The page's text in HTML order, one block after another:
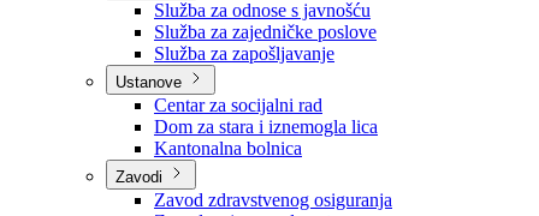
Službe
Služba za odnose s javnošću
Služba za zajedničke poslove
Služba za zapošljavanje
Ustanove
Centar za socijalni rad
Dom za stara i iznemogla lica